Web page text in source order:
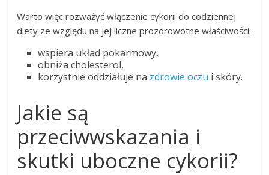
Warto więc rozważyć włączenie cykorii do codziennej
diety ze względu na jej liczne prozdrowotne właściwości:
wspiera układ pokarmowy,
obniża cholesterol,
korzystnie oddziałuje na zdrowie oczu i skóry.
Jakie są
przeciwwskazania i
skutki uboczne cykorii?